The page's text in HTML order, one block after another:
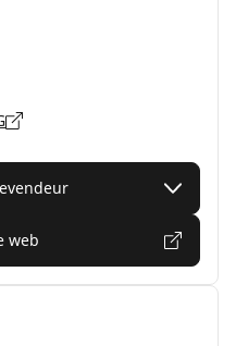
web